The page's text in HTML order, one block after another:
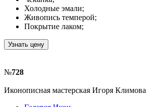
Холодные эмали;
Живопись темперой;
Покрытие лаком;
Узнать цену
№728
Иконописная мастерская Игоря Климова